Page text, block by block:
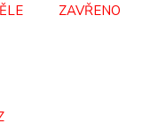
ZAVŘENO